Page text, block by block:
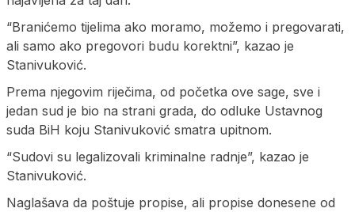
“Branićemo tijelima ako moramo, možemo i pregovarati,
ali samo ako pregovori budu korektni”, kazao je
Stanivuković.
Prema njegovim riječima, od početka ove sage, sve i
jedan sud je bio na strani grada, do odluke Ustavnog
suda BiH koju Stanivuković smatra upitnom.
“Sudovi su legalizovali kriminalne radnje”, kazao je
Stanivuković.
Naglašava da poštuje propise, ali propise donesene od